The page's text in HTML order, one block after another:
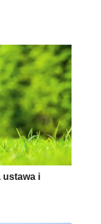
ustawa i